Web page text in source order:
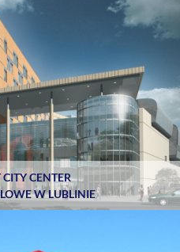
CENTER
W LUBLINIE